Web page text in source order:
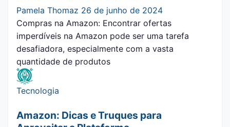
Pamela Thomaz 26 de junho de 2024
Compras na Amazon: Encontrar ofertas
imperdíveis na Amazon pode ser uma tarefa
desafiadora, especialmente com a vasta
quantidade de produtos
Tecnologia
Amazon: Dicas e Truques para